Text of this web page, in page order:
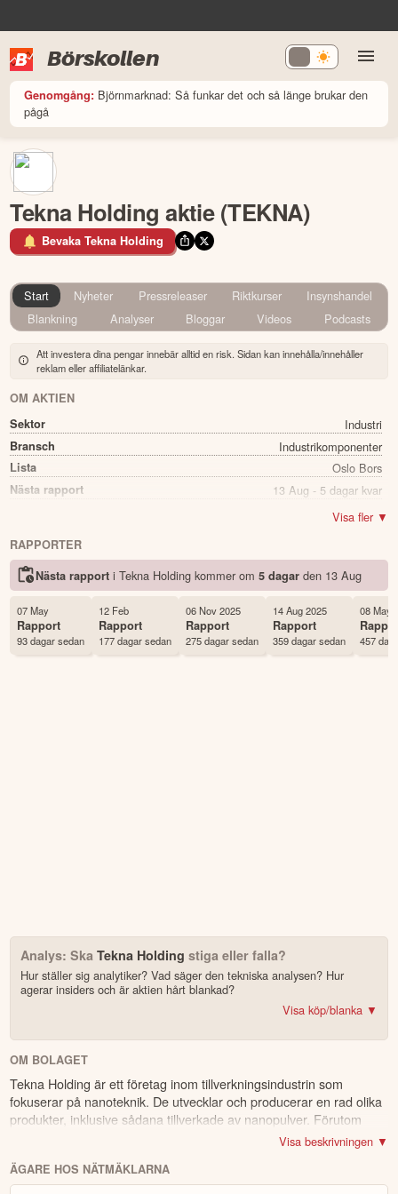
Börskollen
Genomgång: Björnmarknad: Så funkar det och så länge brukar den
pågå
Tekna Holding aktie (TEKNA)
Bevaka Tekna Holding
Start Nyheter Pressreleaser Riktkurser
Insynshandel
Blankning
Analyser Bloggar Videos Podcasts
Att investera dina pengar innebär alltid en risk. Sidan kan innehålla/innehåller
reklam eller affiliatelänkar.
OM AKTIEN
Sektor
Industri
Bransch Industrikomponenter
Lista Oslo Bors
Nästa rapport 13 Aug - 5 dagar kvar
Nej
TEKNA
Status Noterad
Första handelsdag 29 Mar 2021
Antal ägare Avanza 64 st
Visa fler ▼
RAPPORTER
Nästa rapport i Tekna Holding kommer om 5 dagarden 13 Aug
07 May
Rapport
93 dagar sedan
12 Feb
Rapport
177 dagar sedan
06 Nov 2025
Rapport
275 dagar sedan
14 Aug 2025
Rapport
359 dagar sedan
08 May
457
Analys: Ska Tekna Holding stiga eller falla?
Hur ställer sig analytiker? Vad säger den tekniska analysen? Hur
agerar insiders och är aktien hårt blankad?
erbjudandet!
4.2av 5
Trustpilot
10 000+ olika marknader samlade – aktier, ETF:er & krypto
För- & efterhandel på utvalda börser – ligg steget före
Visa köp/blanka ▼
OM BOLAGET
Tekna Holding är ett företag inom tillverkningsindustrin som
fokuserar på nanoteknik. De utvecklar och producerar en rad olika
produkter, inklusive sådana tillverkade av nanopulver. Förutom
deras huvudsakliga verksamhet erbjuder de även
eftermarknadsservice, support och underhåll. Deras kunder finns
inom en mängd olika branscher, som flygindustrin, gruvsektorn och
medicinteknik. Företaget är verksamt globalt, med en stark närvaro
Visa beskrivningen ▼
ÄGARE HOS NÄTMÄKLARNA